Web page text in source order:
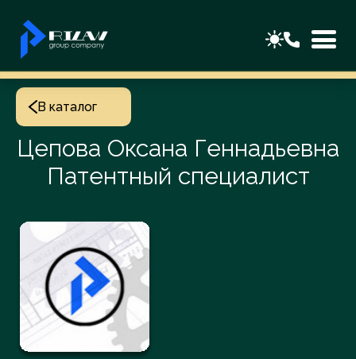
В каталог
Цепова Оксана Геннадьевна
Патентный специалист